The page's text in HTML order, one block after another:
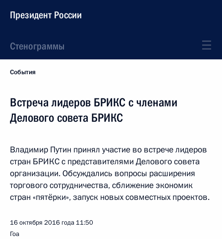
Президент России
Стенограммы
События
Встреча лидеров БРИКС с членами
Делового совета БРИКС
Владимир Путин принял участие во встрече лидеров
стран БРИКС с представителями Делового совета
организации. Обсуждались вопросы расширения
торгового сотрудничества, сближение экономик
стран «пятёрки», запуск новых совместных проектов.
16 октября 2016 года 11:50
Гоа